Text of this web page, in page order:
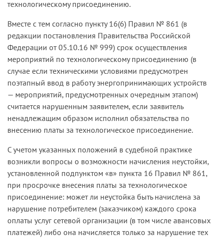
технологическому присоединению.
Вместе с тем согласно пункту 16(6) Правил № 861 (в
редакции постановления Правительства Российской
Федерации от 05.10.16 № 999) срок осуществления
мероприятий по технологическому присоединению (в
случае если техническими условиями предусмотрен
поэтапный ввод в работу энергопринимающих устройств
— мероприятий, предусмотренных очередным этапом)
считается нарушенным заявителем, если заявитель
ненадлежащим образом исполнил обязательства по
внесению платы за технологическое присоединение.
С учетом указанных положений в судебной практике
возникли вопросы о возможности начисления неустойки,
установленной подпунктом «в» пункта 16 Правил № 861,
при просрочке внесения платы за технологическое
присоединение: может ли неустойка быть начислена за
нарушение потребителем (заказчиком) каждого срока
оплаты услуг сетевой организации (в том числе авансовых
платежей) либо она начисляется только за нарушение тех